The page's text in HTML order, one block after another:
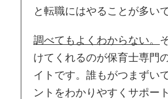
と転職にはやることが多い
調べてもよくわからない。
けてくれるのが保育士専門
イトです。誰もがつまずい
ントをわかりやすくサポー